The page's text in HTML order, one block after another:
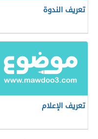
تعريف الندوة
تعريف الإعلام